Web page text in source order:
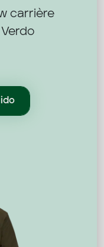
carrière